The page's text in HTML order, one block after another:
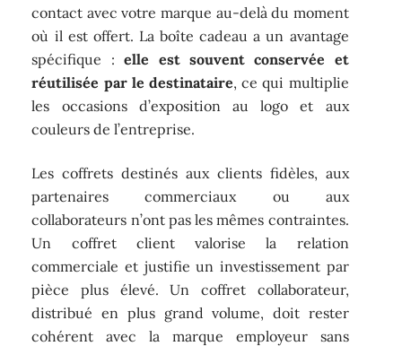
contact avec votre marque au-delà du moment
où il est offert. La boîte cadeau a un avantage
spécifique :elle est souvent conservée et
réutilisée par le destinataire, ce qui multiplie
les occasions d’exposition au logo et aux
couleurs de l’entreprise.
Les coffrets destinés aux clients fidèles, aux
partenaires commerciaux ou aux
collaborateurs n’ont pas les mêmes contraintes.
Un coffret client valorise la relation
commerciale et justifie un investissement par
pièce plus élevé. Un coffret collaborateur,
distribué en plus grand volume, doit rester
cohérent avec la marque employeur sans